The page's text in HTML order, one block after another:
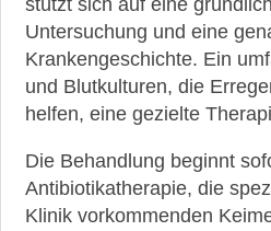
stützt sich auf eine
Untersuchung und eine
Krankengeschichte. Ein
und Blutkulturen, die
helfen, eine gezielte
Die Behandlung beginnt
Antibiotikatherapie, die
Klinik vorkommenden